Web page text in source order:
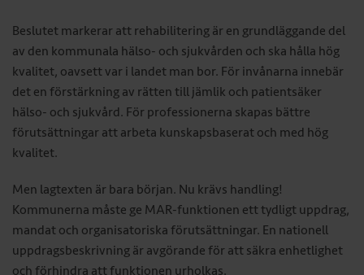
Beslutet markerar att rehabilitering är en grundläggande del
av den kommunala hälso- och sjukvården och ska hålla hög
kvalitet, oavsett var i landet man bor. För invånarna innebär
det en förstärkning av rätten till jämlik och patientsäker
hälso- och sjukvård. För professionerna skapas bättre
förutsättningar att arbeta kunskapsbaserat och med hög
kvalitet.
Men lagtexten är bara början. Nu krävs handling!
Kommunerna måste ge MAR-funktionen ett tydligt uppdrag,
mandat och organisatoriska förutsättningar. En nationell
uppdragsbeskrivning är avgörande för att säkra enhetlighet
och förhindra att funktionen urholkas.